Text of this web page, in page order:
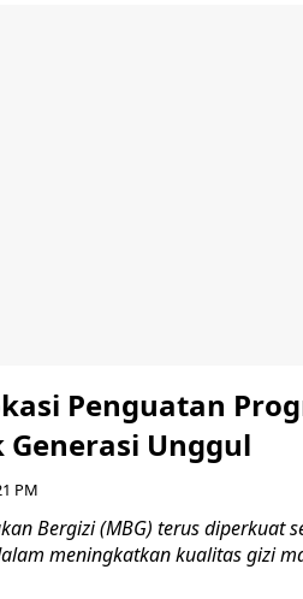
Penguatan
Unggul
PM
Bergizi (MBG) terus diperkuat
meningkatkan kualitas gizi